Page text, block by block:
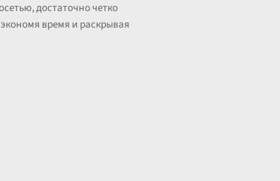
достаточно четко
время и раскрывая